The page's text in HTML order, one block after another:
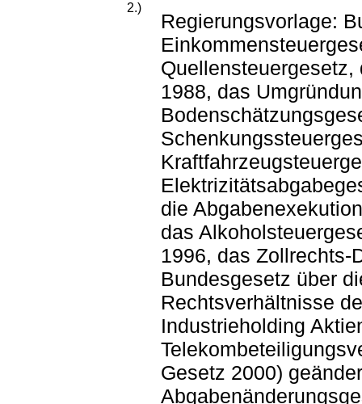
2.)
Regierungsvorlage:
1988, das
die
das
1996, das Zollrechts-
Bundesgesetz über
Rechtsverhältnisse
Industrieholding
Gesetz 2000)